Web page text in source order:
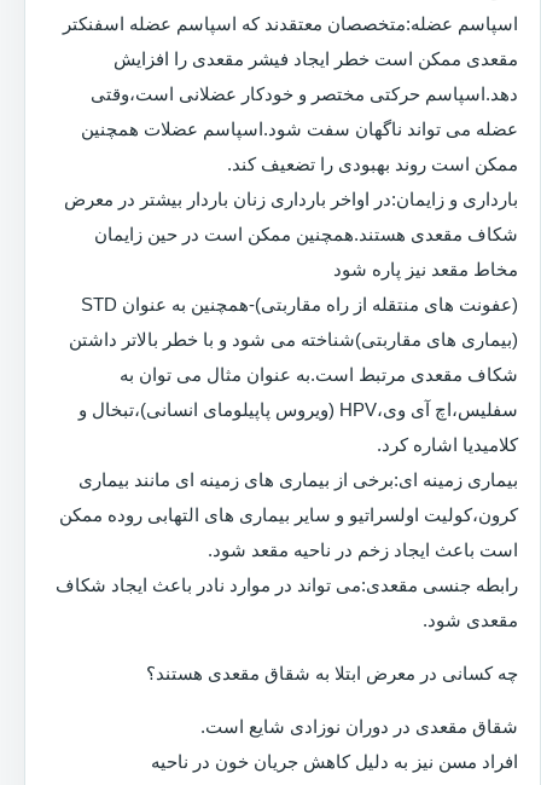
اسپاسم عضله:متخصصان معتقدند که اسپاسم عضله اسفنکتر
مقعدی ممکن است خطر ایجاد فیشر مقعدی را افزایش
دهد.اسپاسم حرکتی مختصر و خودکار عضلانی است،وقتی
عضله می تواند ناگهان سفت شود.اسپاسم عضلات همچنین
ممکن است روند بهبودی را تضعیف کند.
بارداری و زایمان:در اواخر بارداری زنان باردار بیشتر در معرض
شکاف مقعدی هستند.همچنین ممکن است در حین زایمان
مخاط مقعد نیز پاره شود
(عفونت های منتقله از راه مقاربتی)-همچنین به عنوان STD
(بیماری های مقاربتی)شناخته می شود و با خطر بالاتر داشتن
شکاف مقعدی مرتبط است.به عنوان مثال می توان به
سفلیس،اچ آی وی،HPV (ویروس پاپیلومای انسانی)،تبخال و
کلامیدیا اشاره کرد.
بیماری زمینه ای:برخی از بیماری های زمینه ای مانند بیماری
کرون،کولیت اولسراتیو و سایر بیماری های التهابی روده ممکن
است باعث ایجاد زخم در ناحیه مقعد شود.
رابطه جنسی مقعدی:می تواند در موارد نادر باعث ایجاد شکاف
مقعدی شود.
چه کسانی در معرض ابتلا به شقاق مقعدی هستند؟
شقاق مقعدی در دوران نوزادی شایع است.
افراد مسن نیز به دلیل کاهش جریان خون در ناحیه